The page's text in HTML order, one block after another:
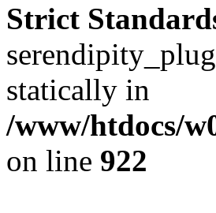
Strict
statically in
/www/htdocs/
on line 922